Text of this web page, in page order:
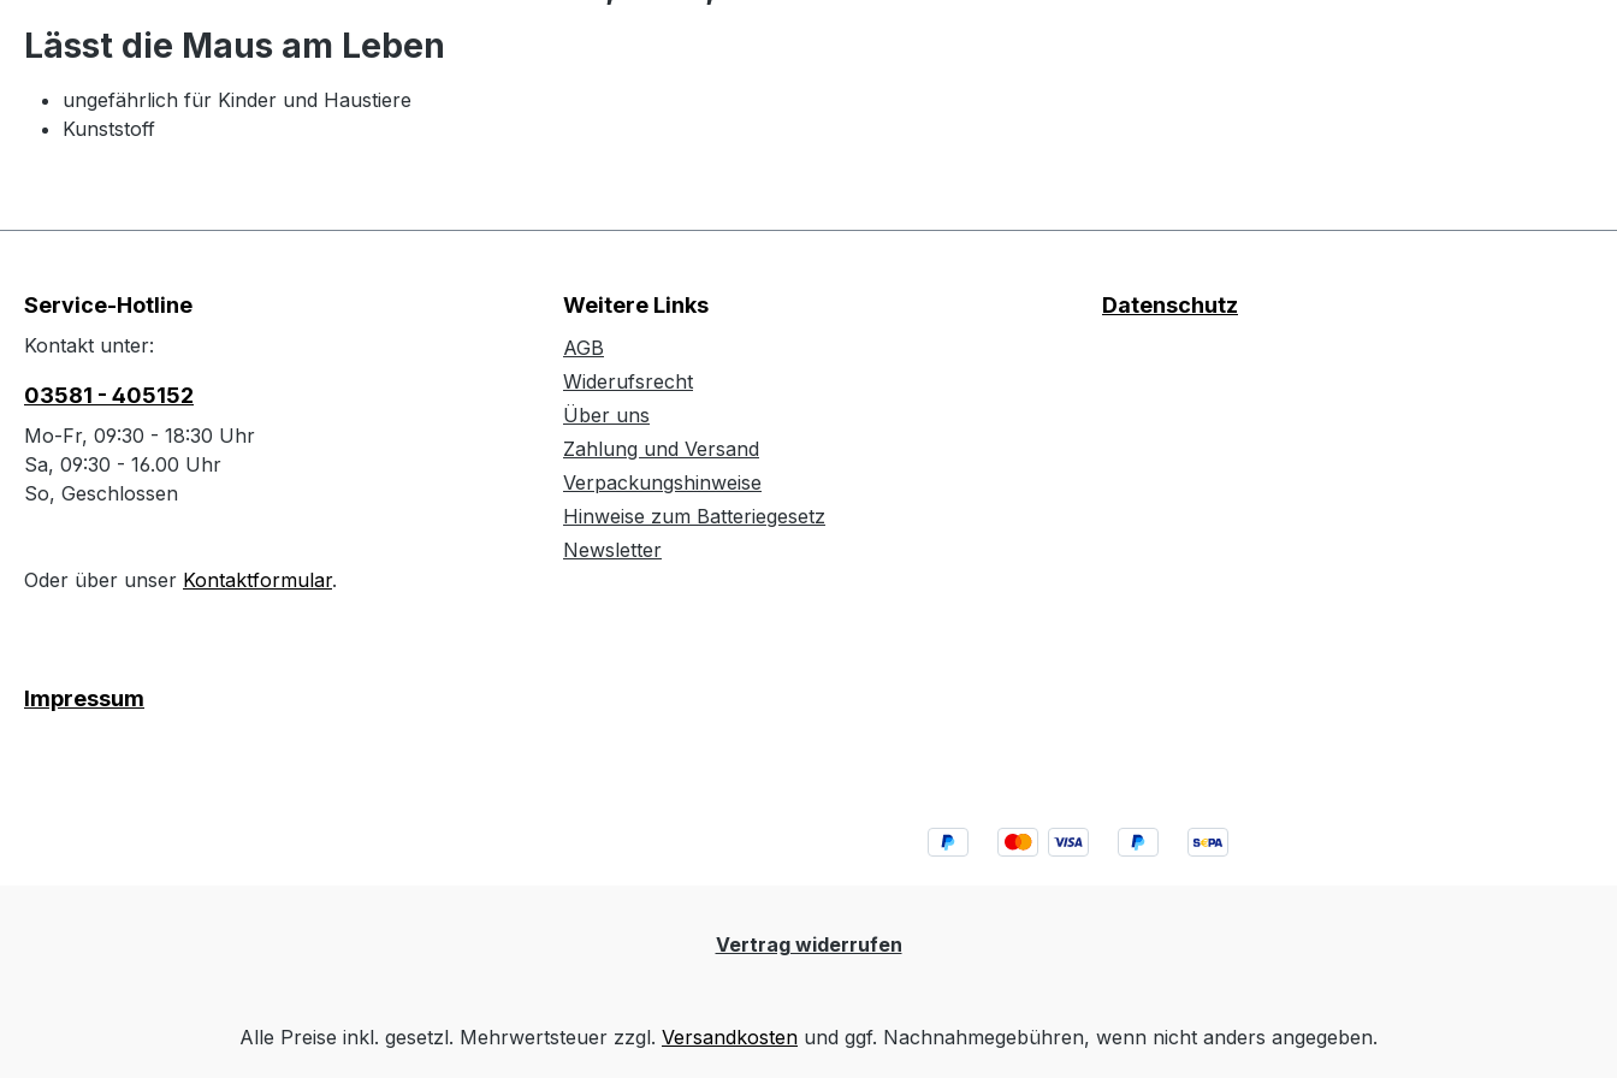
Lässt die Maus am Leben
ungefährlich für Kinder und Haustiere
Kunststoff
Service-Hotline
Kontakt unter:
03581 - 405152
Mo-Fr, 09:30 - 18:30 Uhr
Sa, 09:30 - 16.00 Uhr
So, Geschlossen
Oder über unser Kontaktformular.
Weitere Links
AGB
Widerufsrecht
Über uns
Zahlung und Versand
Verpackungshinweise
Hinweise zum Batteriegesetz
Newsletter
Datenschutz
Impressum
Vertrag widerrufen
Alle Preise inkl. gesetzl. Mehrwertsteuer zzgl. Versandkosten und ggf. Nachnahmegebühren, wenn nicht anders angegeben.